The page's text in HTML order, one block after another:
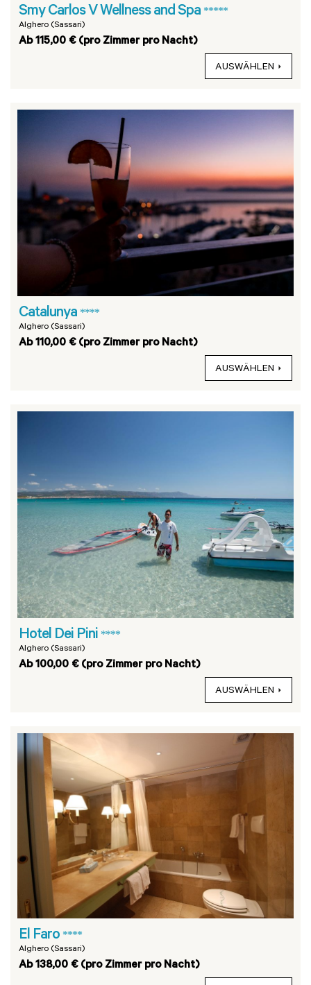
Smy Carlos V Wellness and Spa *****
Alghero (Sassari)
Ab 115,00 € (pro Zimmer pro Nacht)
AUSWÄHLEN
Catalunya ****
Alghero (Sassari)
Ab 110,00 € (pro Zimmer pro Nacht)
AUSWÄHLEN
Hotel Dei Pini ****
Alghero (Sassari)
Ab 100,00 € (pro Zimmer pro Nacht)
AUSWÄHLEN
El Faro ****
Alghero (Sassari)
Ab 138,00 € (pro Zimmer pro Nacht)